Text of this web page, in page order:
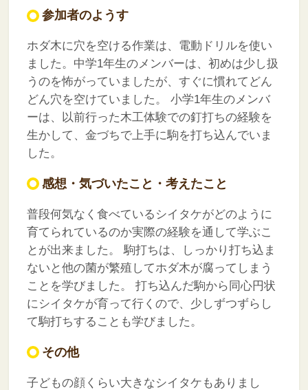
参加者のようす
ホダ木に穴を空ける作業は、電動ドリルを使い
ました。中学1年生のメンバーは、初めは少し扱
うのを怖がっていましたが、すぐに慣れてどん
どん穴を空けていました。
小学1年生のメンバ
ーは、以前行った木工体験での釘打ちの経験を
生かして、金づちで上手に駒を打ち込んでいま
した。
感想・気づいたこと・考えたこと
普段何気なく食べているシイタケがどのように
育てられているのか実際の経験を通して学ぶこ
とが出来ました。
駒打ちは、しっかり打ち込ま
ないと他の菌が繁殖してホダ木が腐ってしまう
ことを学びました。
打ち込んだ駒から同心円状
にシイタケが育って行くので、少しずつずらし
て駒打ちすることも学びました。
その他
子どもの顔くらい大きなシイタケもありまし